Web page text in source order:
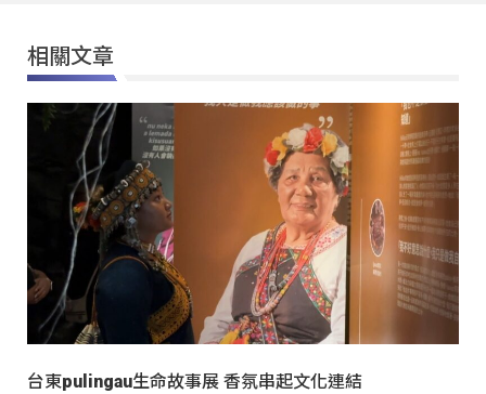
相關文章
台東pulingau生命故事展 香氛串起文化連結